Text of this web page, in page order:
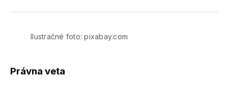
TwitterFacebooku
LinkedIne
E-
Ilustračné foto: pixabay.com
Právna veta